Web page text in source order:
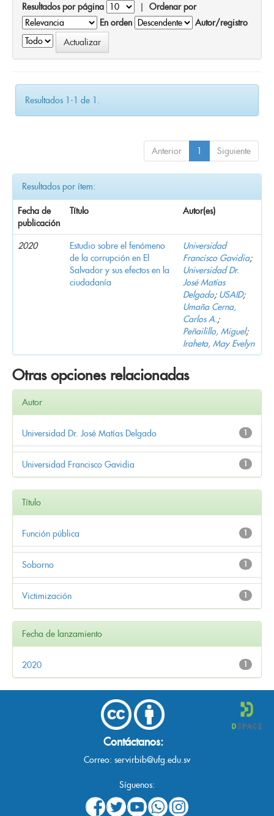
Resultados por página | Ordenar por
En orden
Autor/registro
Resultados 1-1 de 1.
Anterior 1 Siguiente
Resultados por ítem:
Fecha de
publicación
Título Autor(es)
2020
Estudio sobre el fenómeno
de la corrupción en El
Salvador y sus efectos en la
ciudadanía
Universidad
Francisco Gavidia;
Universidad Dr.
José Matías
Delgado; USAID;
Umaña Cerna,
Carlos A.;
Peñailillo, Miguel;
Iraheta, May Evelyn
Otras opciones relacionadas
Autor
1
Universidad Dr. José Matías Delgado
1
Universidad Francisco Gavidia
Título
1
Función pública
1
Soborno
1
Victimización
Fecha de lanzamiento
1
2020
Contáctanos:
Correo: servirbib@ufg.edu.sv
Síguenos: